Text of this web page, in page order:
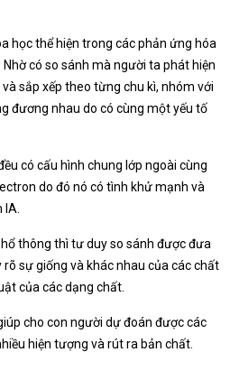
học thể hiện trong các phản ứng hóa
có so sánh mà người ta phát hiện
sắp xếp theo từng chu kì, nhóm với
đương nhau do có cùng một yếu tố
có cấu hình chung lớp ngoài cùng
do đó nó có tình khử mạnh và
IA.
thông thì tư duy so sánh được đưa
sự giống và khác nhau của các chất
của các dạng chất.
cho con người dự đoán được các
hiện tượng và rút ra bản chất.